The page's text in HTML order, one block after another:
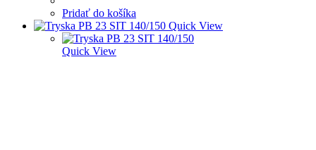
Pridať do košíka
Quick View
Quick View